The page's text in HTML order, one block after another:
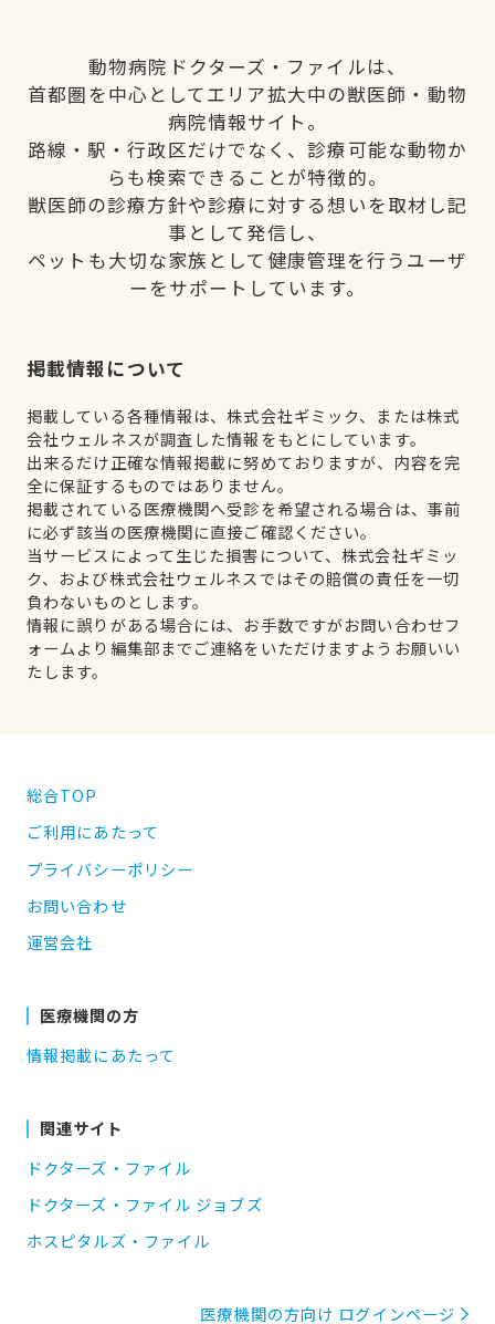
動物病院ドクターズ・ファイルは、
首都圏を中心としてエリア拡大中の獣医師・動物
病院情報サイト。
路線・駅・行政区だけでなく、診療可能な動物か
らも検索できることが特徴的。
獣医師の診療方針や診療に対する想いを取材し記
事として発信し、
ペットも大切な家族として健康管理を行うユーザ
ーをサポートしています。
掲載情報について
掲載している各種情報は、株式会社ギミック、または株式
会社ウェルネスが調査した情報をもとにしています。
出来るだけ正確な情報掲載に努めておりますが、内容を完
全に保証するものではありません。
掲載されている医療機関へ受診を希望される場合は、事前
に必ず該当の医療機関に直接ご確認ください。
当サービスによって生じた損害について、株式会社ギミッ
ク、および株式会社ウェルネスではその賠償の責任を一切
負わないものとします。
情報に誤りがある場合には、お手数ですがお問い合わせフ
ォームより編集部までご連絡をいただけますようお願いい
たします。
総合TOP
ご利用にあたって
プライバシーポリシー
お問い合わせ
運営会社
医療機関の方
情報掲載にあたって
関連サイト
ドクターズ・ファイル
ドクターズ・ファイル ジョブズ
ホスピタルズ・ファイル
医療機関の方向け ログインページ